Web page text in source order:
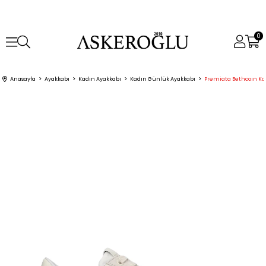
0
Anasayfa Ayakkabı Kadın Ayakkabı Kadın Günlük Ayakkabı Premiata Bethcoın